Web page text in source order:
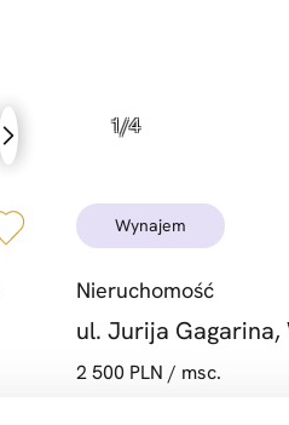
wynajem
Nieruchomość
ul. Jurija Gagarina,
2 500 PLN / msc.